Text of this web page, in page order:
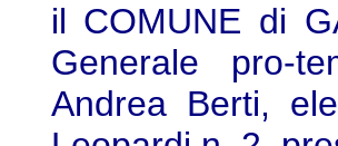
il COMUNE di
Generale pro-
Andrea Berti,